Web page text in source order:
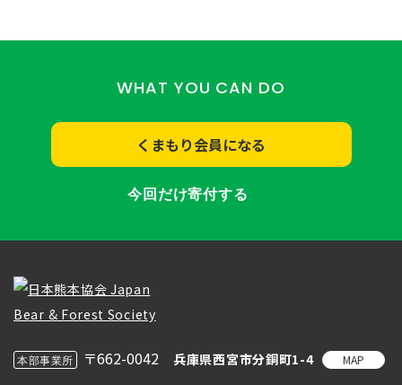
WHAT YOU CAN DO
くまもり会員になる
今回だけ寄付する
本部事業所 〒662-0042 兵庫県西宮市分銅町1-4 MAP